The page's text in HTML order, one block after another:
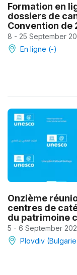
Formation en
dossiers de
Convention de
8 - 25 September
En ligne (-)
Onzième
centres de
du patrimoine
5 - 6 September
Plovdiv